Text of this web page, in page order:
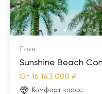
частных лиц, ищущих
инвестиционно-
Лаян
Sunshine Beach
От 16 143 000 ₽
Комфорт класс